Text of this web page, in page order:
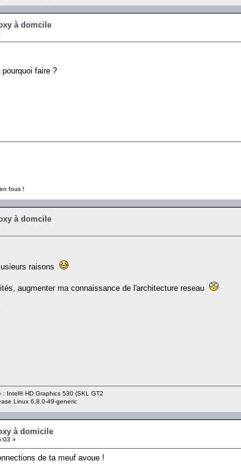
à domcile
faire ?
fous !
à domcile
raisons
augmenter ma connaissance de l'architecture reseau
Intel® HD Graphics 530 (SKL GT2
Linux 6.8.0-49-generic
à domicile
»
de ta meuf avoue !